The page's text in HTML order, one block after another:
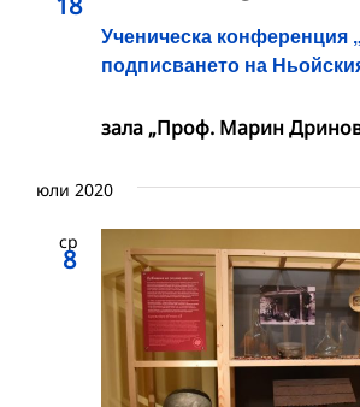
Ученическа конференция
подписването на
зала „Проф. Марин
юли 2020
ср
8